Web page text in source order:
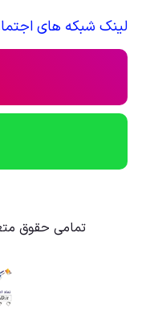
لینک شبکه های
تمامی حقوق